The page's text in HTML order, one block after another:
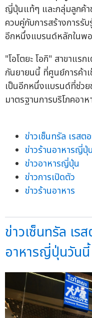
ญี่ปุ่นแท้ๆ และกลุ่มลูกค้า
ควบคู่กับการสร้างการรั
อีกหนึ่งแบรนด์หลักในพ
"โอโตยะ โอกิ" สาขาแร
กันยายนนี้ ที่ศูนย์การค้า
เป็นอีกหนึ่งแบรนด์ที่ช่วย
มาตรฐานการบริโภคอา
ข่าวเซ็นทรัล เรสต
ข่าวร้านอาหารญี่ปุ่น
ข่าวอาหารญี่ปุ่น
ข่าวการเปิดตัว
ข่าวร้านอาหาร
ข่าวเซ็นทรัล เร
อาหารญี่ปุ่นวันนี้